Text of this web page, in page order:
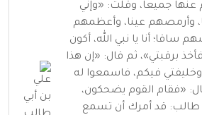
عنها جميعا، وقلت: «وإني
وأرمصهم عينا، وأعظمهم
ساقا؛ أنا يا نبي الله، أكون
برقبتي»، ثم قال: «إن هذا
فيكم، فاسمعوا له
«فقام القوم يضحكون،
طالب: قد أمرك أن تسمع